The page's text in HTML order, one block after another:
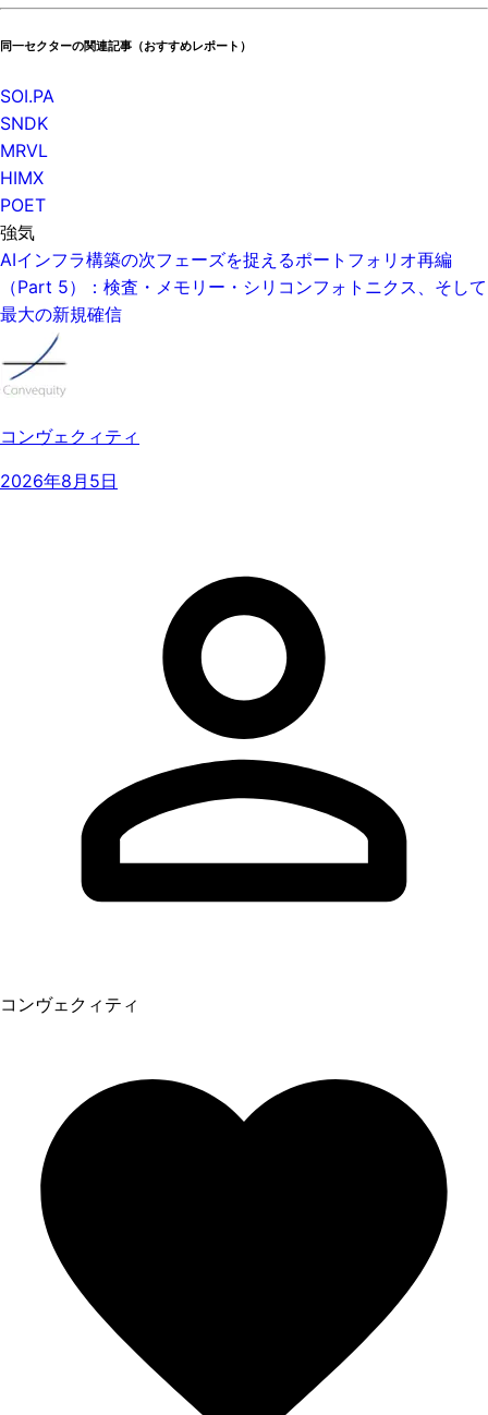
同一セクターの関連記事（おすすめレポート）
SOI.PA
SNDK
MRVL
HIMX
POET
強気
AIインフラ構築の次フェーズを捉えるポートフォリオ再編
（Part 5）：検査・メモリー・シリコンフォトニクス、そして
最大の新規確信
コンヴェクィティ
2026年8月5日
コンヴェクィティ